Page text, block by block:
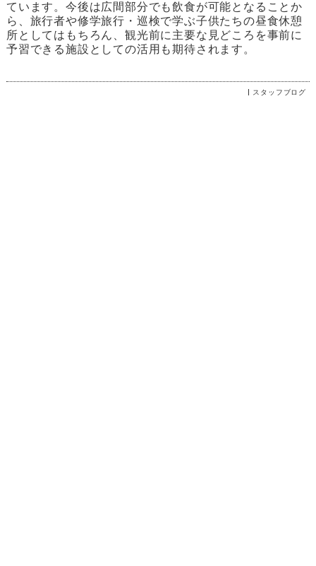
ています。今後は広間部分でも飲食が可能となることか
ら、旅行者や修学旅行・巡検で学ぶ子供たちの昼食休憩
所としてはもちろん、観光前に主要な見どころを事前に
予習できる施設としての活用も期待されます。
スタッフブログ